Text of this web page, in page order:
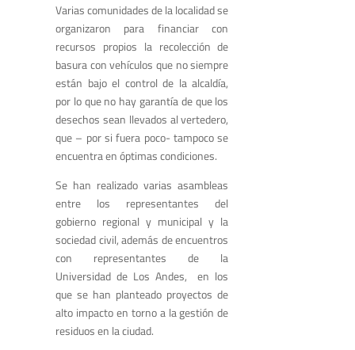
Varias comunidades de la localidad se
organizaron para financiar con
recursos propios la recolección de
basura con vehículos que no siempre
están bajo el control de la alcaldía,
por lo que no hay garantía de que los
desechos sean llevados al vertedero,
que – por si fuera poco- tampoco se
encuentra en óptimas condiciones.
Se han realizado varias asambleas
entre los representantes del
gobierno regional y municipal y la
sociedad civil, además de encuentros
con representantes de la
Universidad de Los Andes, en los
que se han planteado proyectos de
alto impacto en torno a la gestión de
residuos en la ciudad.